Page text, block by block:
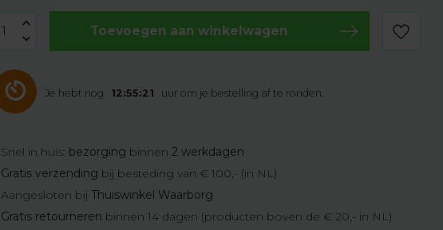
Toevoegen aan winkelwagen
Je hebt nog 12:55:20 uur om je bestelling af te ronden.
Snel in huis: bezorging binnen2 werkdagen
Gratis verzending bij besteding van € 100,- (in NL)
Aangesloten bijThuiswinkel Waarborg
Gratis retourneren binnen 14 dagen (producten boven de € 20,- in NL)